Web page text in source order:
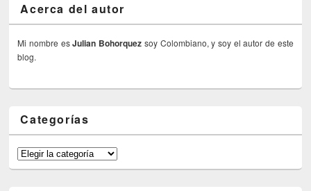
Acerca del autor
Mi nombre esJulian Bohorquez soy Colombiano, y soy el autor de este
blog.
Categorías
Categorías